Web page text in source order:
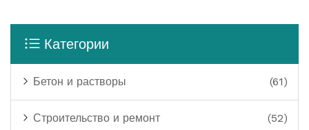
Категории
Бетон и растворы (61)
Строительство и ремонт (52)